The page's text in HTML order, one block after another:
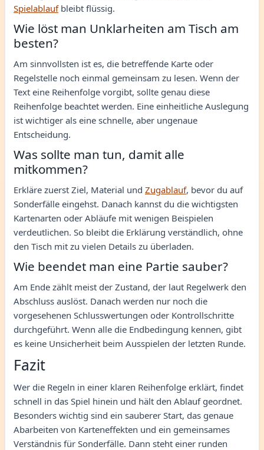
Spielablaufbleibt flüssig.
Wie löst man Unklarheiten am Tisch am
besten?
Am sinnvollsten ist es, die betreffende Karte oder
Regelstelle noch einmal gemeinsam zu lesen. Wenn der
Text eine Reihenfolge vorgibt, sollte genau diese
Reihenfolge beachtet werden. Eine einheitliche Auslegung
ist wichtiger als eine schnelle, aber ungenaue
Entscheidung.
Was sollte man tun, damit alle
mitkommen?
Erkläre zuerst Ziel, Material und Zugablauf, bevor du auf
Sonderfälle eingehst. Danach kannst du die wichtigsten
Kartenarten oder Abläufe mit wenigen Beispielen
verdeutlichen. So bleibt die Erklärung verständlich, ohne
den Tisch mit zu vielen Details zu überladen.
Wie beendet man eine Partie sauber?
Am Ende zählt meist der Zustand, der laut Regelwerk den
Abschluss auslöst. Danach werden nur noch die
vorgesehenen Schlusswertungen oder Kontrollschritte
durchgeführt. Wenn alle die Endbedingung kennen, gibt
es keine Unsicherheit beim Ausspielen der letzten Runde.
Fazit
Wer die Regeln in einer klaren Reihenfolge erklärt, findet
schnell in das Spiel hinein und hält den Ablauf geordnet.
Besonders wichtig sind ein sauberer Start, das genaue
Abarbeiten von Karteneffekten und ein gemeinsames
Verständnis für Sonderfälle. Dann steht einer runden